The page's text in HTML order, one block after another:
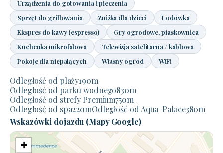
Urządzenia do gotowania i pieczenia
Sprzęt do grillowania
Zniżka dla dzieci
Lodówka
Ekspres do kawy (espresso)
Gry ogrodowe, piaskownica
Kuchenka mikrofalowa
Telewizja satelitarna / kablowa
Pokoje dla niepalących
Własny ogród WiFi
Odległość od plaży190m
Odległość od parku wodnego830m
Odległość od strefy Premium750m
Odległość od spa220mOdległość od Aqua-Palace380m
Wskazówki dojazdu (Mapy Google)
+